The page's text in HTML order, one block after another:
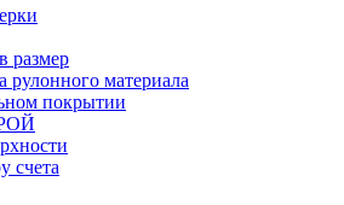
размер
рулонного материала
покрытии
счета